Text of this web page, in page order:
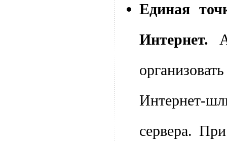
Единая
Интернет.
Интернет-
сервера.